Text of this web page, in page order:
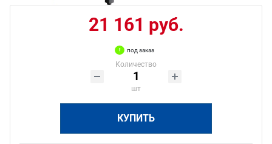
21 161 руб.
под заказ
Количество
шт
КУПИТЬ